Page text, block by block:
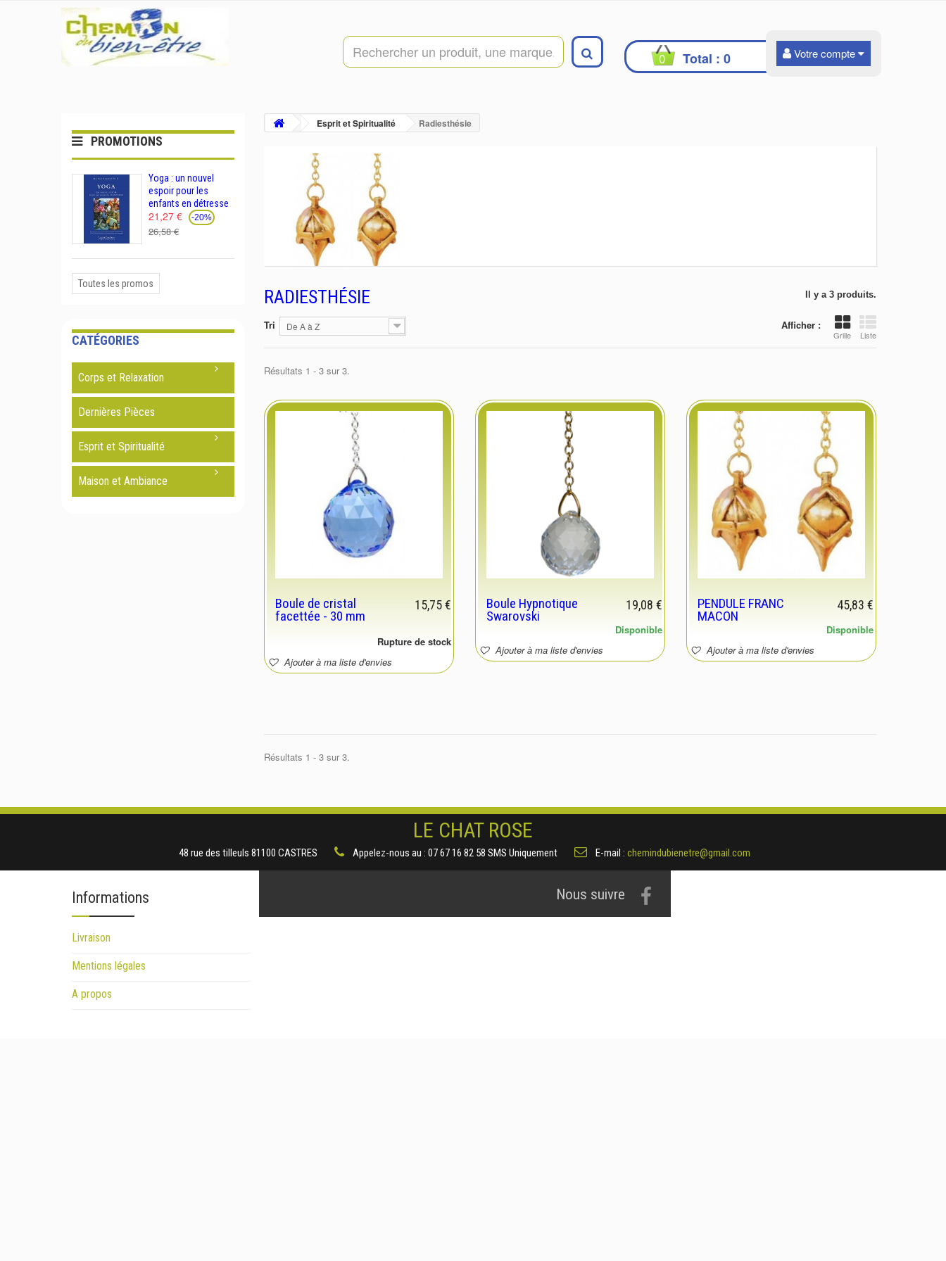
Votre compte
0 Total : 0
PROMOTIONS
Yoga : un nouvel
espoir pour les
enfants en détresse
21,27 € -20%
26,58 €
Toutes les promos
CATÉGORIES
Corps et Relaxation
Dernières Pièces
Esprit et Spiritualité
Maison et Ambiance
Esprit et Spiritualité Radiesthésie
RADIESTHÉSIE Il y a 3 produits.
Afficher :
Grille Liste
Tri De A à Z
Résultats 1 - 3 sur 3.
Boule de cristal
facettée - 30 mm
15,75 €
Rupture de stock
Ajouter à ma liste d'envies
Boule Hypnotique
Swarovski
19,08 €
Disponible
Ajouter à ma liste d'envies
PENDULE FRANC
MACON
45,83 €
Disponible
Ajouter à ma liste d'envies
Résultats 1 - 3 sur 3.
LE CHAT ROSE
48 rue des tilleuls 81100 CASTRES Appelez-nous au : 07 67 16 82 58 SMS Uniquement E-mail : chemindubienetre@gmail.com
Informations
Livraison
Mentions légales
A propos
Nous suivre